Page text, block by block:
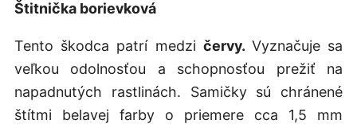
Štitnička borievková
Tento škodca patrí medzi červy. Vyznačuje sa
veľkou odolnosťou a schopnosťou prežiť na
napadnutých rastlinách. Samičky sú chránené
štítmi belavej farby o priemere cca 1,5 mm